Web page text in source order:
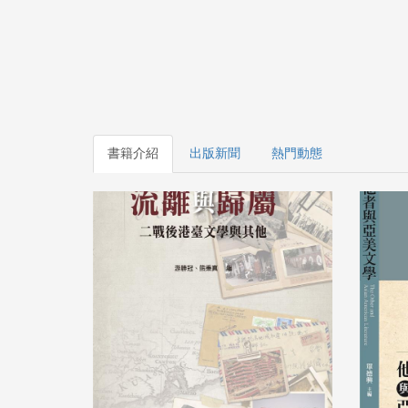
書籍介紹 出版新聞 熱門動態